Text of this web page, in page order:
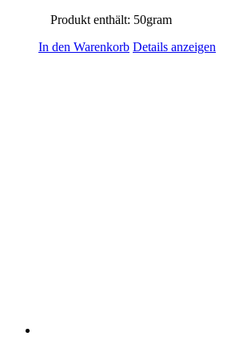
Produkt enthält: 50gram
In den Warenkorb Details anzeigen